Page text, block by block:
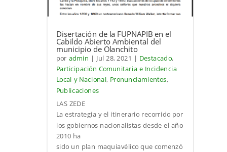
Disertación de la FUPNAPIB en el
Cabildo Abierto Ambiental del
municipio de Olanchito
por admin | Jul 28, 2021 | Destacado,
Participación Comunitaria e Incidencia
Local y Nacional, Pronunciamientos,
Publicaciones
LAS ZEDE
La estrategia y el itinerario recorrido por
los gobiernos nacionalistas desde el año
2010 ha
sido un plan maquiavélico que comenzó